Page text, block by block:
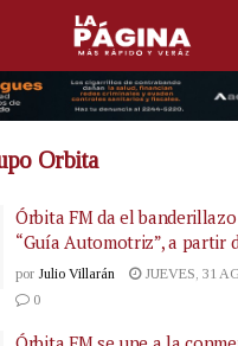
Orbita
Órbita FM da el
“Guía Automotriz”, a partir
por Julio Villarán
JUEVES, 31
0